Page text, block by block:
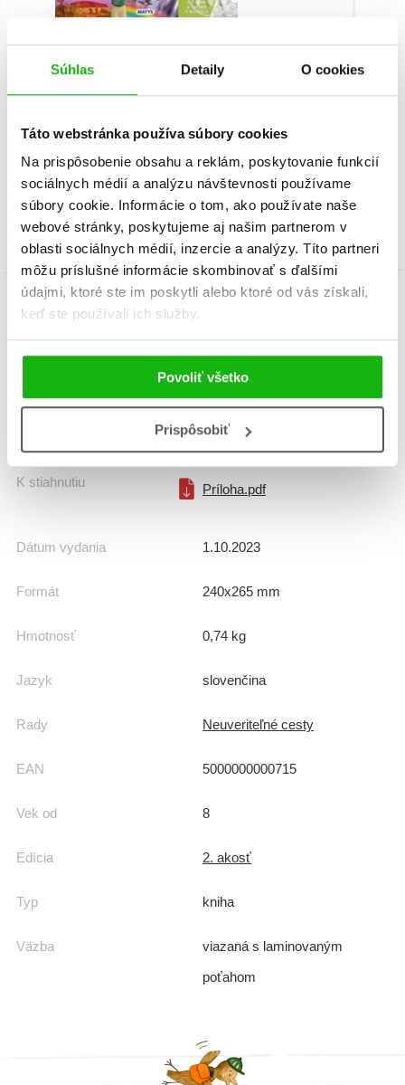
Súhlas Detaily O cookies
Táto webstránka používa súbory cookies
Na prispôsobenie obsahu a reklám, poskytovanie funkcií
sociálnych médií a analýzu návštevnosti používame
súbory cookie. Informácie o tom, ako používate naše
webové stránky, poskytujeme aj našim partnerom v
oblasti sociálnych médií, inzercie a analýzy. Títo partneri
môžu príslušné informácie skombinovať s ďalšími
údajmi, ktoré ste im poskytli alebo ktoré od vás získali,
keď ste používali ich služby.
Povoliť všetko
Prispôsobiť
Neuveriteľné cesty: 20 ohromujúcich divov
Roberto Morgese
Informácie
70
K stiahnutiu Príloha.pdf
Dátum vydania 1.10.2023
Formát 240x265 mm
Hmotnosť 0,74 kg
Jazyk slovenčina
Rady Neuveriteľné cesty
EAN 5000000000715
Vek od 8
Edícia 2. akosť
Typ kniha
Väzba
viazaná s laminovaným
poťahom